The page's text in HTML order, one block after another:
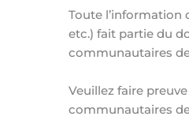
Toute l’information
etc.) fait partie du
communautaires
Veuillez faire
communautaires